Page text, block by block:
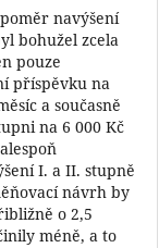
navýšení
bohužel zcela
pouze
příspěvku na
a současně
na 6 000 Kč
I. a II. stupně
návrh by
o 2,5
méně, a to